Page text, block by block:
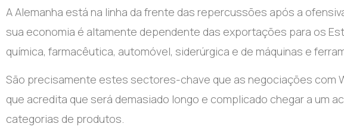
A Alemanha está na linha da frente das repercussões após a
sua economia é altamente dependente das exportações para os
química, farmacêutica, automóvel, siderúrgica e de máquinas e
São precisamente estes sectores-chave que as negociações com
que acredita que será demasiado longo e complicado chegar a um
categorias de produtos.